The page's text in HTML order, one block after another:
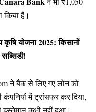
किया है।
कृषि योजना 2025: किसानों
ने बैंक से लिए गए लोन को
में ट्रांसफर कर दिया,
कभी नहीं हुआ।